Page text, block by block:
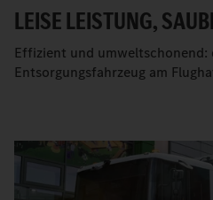
LEISE LEISTUNG,
Effizient und umweltschonend:
Entsorgungsfahrzeug am